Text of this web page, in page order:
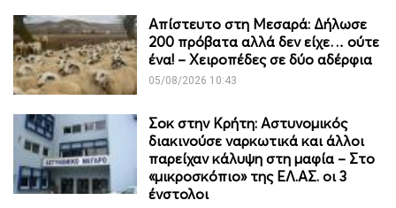
Απίστευτο στη Μεσαρά: Δήλωσε
200 πρόβατα αλλά δεν είχε… ούτε
ένα! – Χειροπέδες σε δύο αδέρφια
05/08/2026 10:43
Σοκ στην Κρήτη: Αστυνομικός
διακινούσε ναρκωτικά και άλλοι
παρείχαν κάλυψη στη μαφία – Στο
«μικροσκόπιο» της ΕΛ.ΑΣ. οι 3
ένστολοι